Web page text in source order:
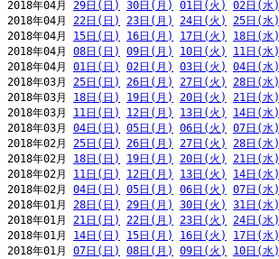
2018年04月 29日(日) 30日(月) 01日(火) 02日(水)
2018年04月 22日(日) 23日(月) 24日(火) 25日(水)
2018年04月 15日(日) 16日(月) 17日(火) 18日(水)
2018年04月 08日(日) 09日(月) 10日(火) 11日(水)
2018年04月 01日(日) 02日(月) 03日(火) 04日(水)
2018年03月 25日(日) 26日(月) 27日(火) 28日(水)
2018年03月 18日(日) 19日(月) 20日(火) 21日(水)
2018年03月 11日(日) 12日(月) 13日(火) 14日(水)
2018年03月 04日(日) 05日(月) 06日(火) 07日(水)
2018年02月 25日(日) 26日(月) 27日(火) 28日(水)
2018年02月 18日(日) 19日(月) 20日(火) 21日(水)
2018年02月 11日(日) 12日(月) 13日(火) 14日(水)
2018年02月 04日(日) 05日(月) 06日(火) 07日(水)
2018年01月 28日(日) 29日(月) 30日(火) 31日(水)
2018年01月 21日(日) 22日(月) 23日(火) 24日(水)
2018年01月 14日(日) 15日(月) 16日(火) 17日(水)
2018年01月 07日(日) 08日(月) 09日(火) 10日(水)